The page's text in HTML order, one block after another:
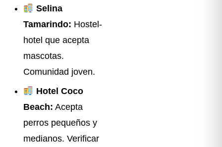
Selina
Tamarindo: Hostel-
hotel que acepta
mascotas.
Comunidad joven.
Hotel Coco
Beach: Acepta
perros pequeños y
medianos. Verificar